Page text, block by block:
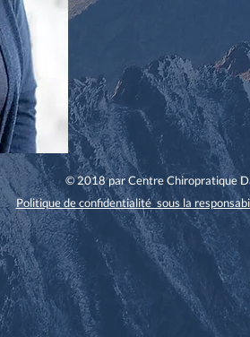
© 2018 par Centre Chiropratique
Politique de confidentialité sous la